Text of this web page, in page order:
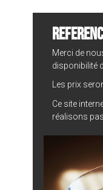
Merci de
disponibilité
Les prix
Ce site
réalisons